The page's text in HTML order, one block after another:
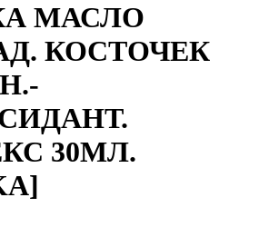
МАСЛО
КОСТОЧЕК
30МЛ.